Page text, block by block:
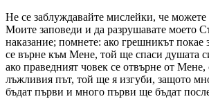
Не се заблуждавайте мислейки, че можете
Моите заповеди и да разрушавате моето
наказание; помнете: ако грешникът покае
се върне към Мене, той ще спаси душата
ако праведният човек се отвърне от Мене,
лъжливия път, той ще я изгуби, защото
бъдат първи и много първи ще бъдат